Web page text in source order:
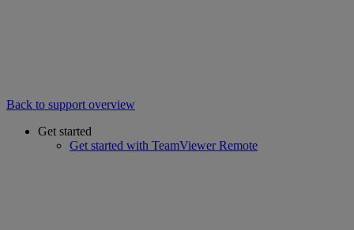
Back to support overview
Get started
Get started with TeamViewer Remote